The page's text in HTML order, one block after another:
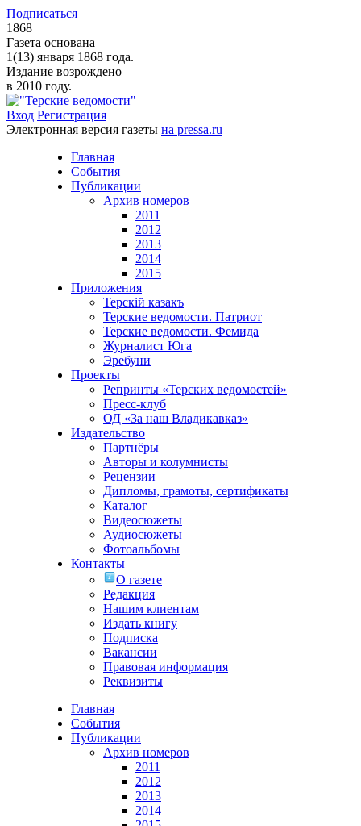
Подписаться
1868
Газета основана
1(13) января 1868 года.
Издание возрождено
в 2010 году.
Вход Регистрация
Электронная версия газеты на pressa.ru
Главная
События
Публикации
Архив номеров
2011
2012
2013
2014
2015
Приложения
Терскiй казакъ
Терские ведомости. Патриот
Терские ведомости. Фемида
Журналист Юга
Эребуни
Проекты
Репринты «Терских ведомостей»
Пресс-клуб
ОД «За наш Владикавказ»
Издательство
Партнёры
Авторы и колумнисты
Рецензии
Дипломы, грамоты, сертификаты
Каталог
Видеосюжеты
Аудиосюжеты
Фотоальбомы
Контакты
О газете
Редакция
Нашим клиентам
Издать книгу
Подписка
Вакансии
Правовая информация
Реквизиты
Главная
События
Публикации
Архив номеров
2011
2012
2013
2014